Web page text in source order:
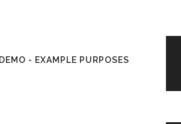
DEMO - EXAMPLE PURPOSES